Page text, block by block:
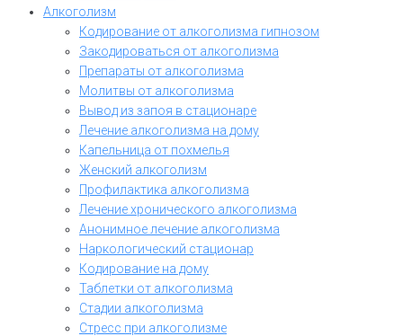
Алкоголизм
Кодирование от алкоголизма гипнозом
Закодироваться от алкоголизма
Препараты от алкоголизма
Молитвы от алкоголизма
Вывод из запоя в стационаре
Лечение алкоголизма на дому
Капельница от похмелья
Женский алкоголизм
Профилактика алкоголизма
Лечение хронического алкоголизма
Анонимное лечение алкоголизма
Наркологический стационар
Кодирование на дому
Таблетки от алкоголизма
Стадии алкоголизма
Стресс при алкоголизме